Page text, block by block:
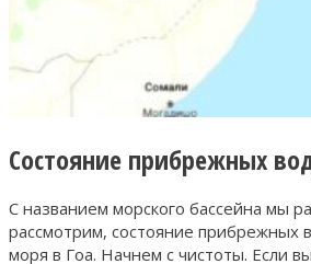
Состояние прибрежных
С названием морского бассейна мы
рассмотрим, состояние прибрежных
моря в Гоа. Начнем с чистоты. Если